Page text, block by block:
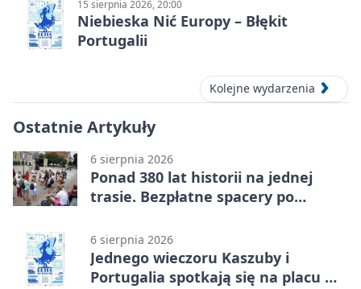
15 sierpnia 2026, 20:00
Niebieska Nić Europy – Błękit
Portugalii
Kolejne wydarzenia
Ostatnie Artykuły
6 sierpnia 2026
Ponad 380 lat historii na jednej
trasie. Bezpłatne spacery po
6 sierpnia 2026
Jednego wieczoru Kaszuby i
Portugalia spotkają się na placu w